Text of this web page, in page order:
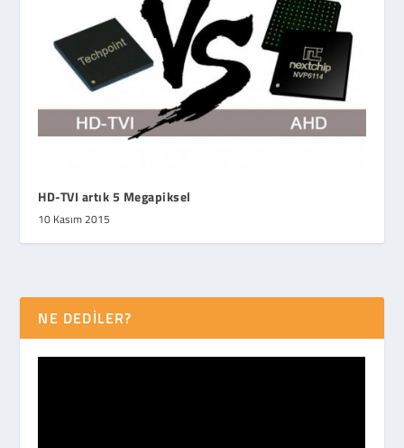
HD-TVI artık 5 Megapiksel
10 Kasım 2015
NE DEDİLER?